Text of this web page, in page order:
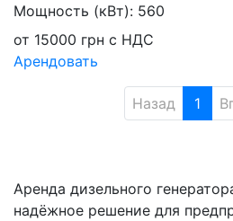
Мощность (кВт): 560
от 15000 грн с НДС
Арендовать
Назад 1
Аренда дизельного
надёжное решение для